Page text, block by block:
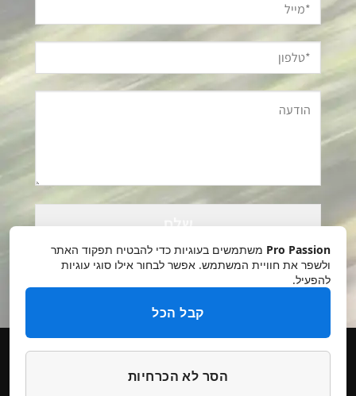
Please
leave
this
field
empty.
מדיניות פרטיות ביטולים והחזרות
Pro Passion משתמשים בעוגיות כדי להבטיח תפקוד האתר
ולשפר את חוויית המשתמש. אפשר לבחור אילו סוגי עוגיות
להפעיל.
קבל הכל
הסר לא הכרחיות